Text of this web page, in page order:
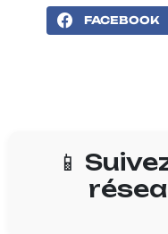
FACEBOOK
📱